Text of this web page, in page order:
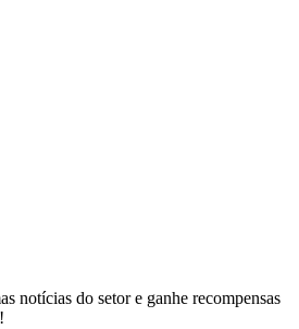
notícias do setor e ganhe recompensas